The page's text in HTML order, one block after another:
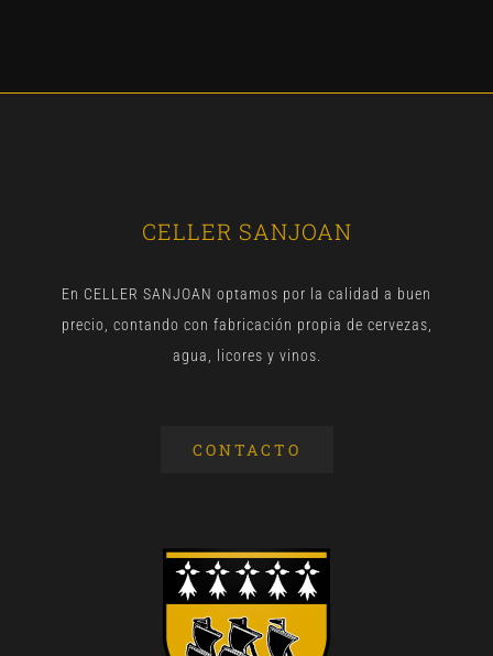
CELLER SANJOAN
En CELLER SANJOAN optamos por la calidad a buen
precio, contando con fabricación propia de cervezas,
agua, licores y vinos.
CONTACTO